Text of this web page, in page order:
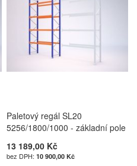
Paletový regál SL20
5256/1800/1000 - základní pole
13 189,00 Kč
10 900,00 Kč